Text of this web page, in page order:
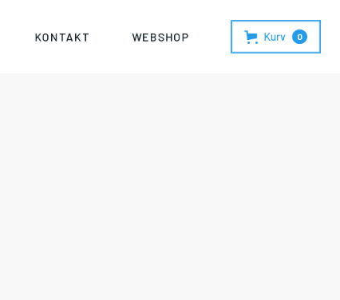
KONTAKT WEBSHOP Kurv 0